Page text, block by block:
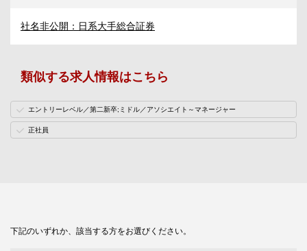
社名非公開：日系大手総合証券
類似する求人情報はこちら
エントリーレベル／第二新卒;ミドル／アソシエイト～マネージャー
正社員
下記のいずれか、該当する方をお選びください。